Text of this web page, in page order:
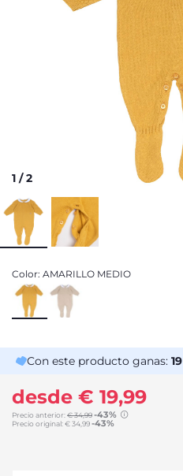
1 /2
Color: AMARILLO MEDIO
Con este producto ganas: 19
Precio original:€ 34,99-43%
Precio anterior:€ 34,99-43%
desde € 19,99